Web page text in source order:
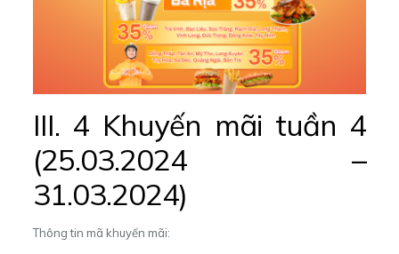
III. 4 Khuyến mãi tuần 4
(25.03.2024 –
31.03.2024)
Thông tin mã khuyến mãi: